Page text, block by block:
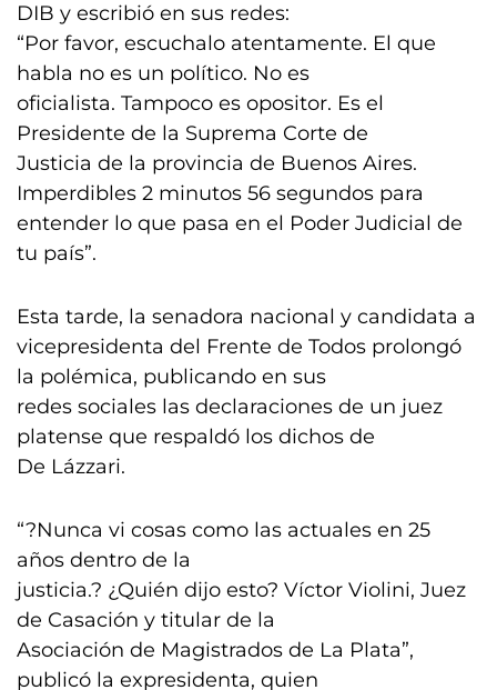
DIB y escribió en sus redes:
“Por favor, escuchalo atentamente. El que
habla no es un político. No es
oficialista. Tampoco es opositor. Es el
Presidente de la Suprema Corte de
Justicia de la provincia de Buenos Aires.
Imperdibles 2 minutos 56 segundos para
entender lo que pasa en el Poder Judicial de
tu país”.
Esta tarde, la senadora nacional y candidata a
vicepresidenta del Frente de Todos prolongó
la polémica, publicando en sus
redes sociales las declaraciones de un juez
platense que respaldó los dichos de
De Lázzari.
“?Nunca vi cosas como las actuales en 25
años dentro de la
justicia.? ¿Quién dijo esto? Víctor Violini, Juez
de Casación y titular de la
Asociación de Magistrados de La Plata”,
publicó la expresidenta, quien